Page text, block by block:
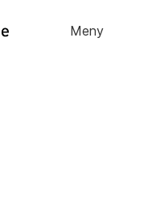
Meny